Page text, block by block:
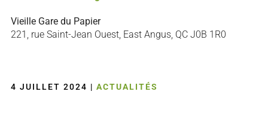
Vieille Gare du Papier
221, rue Saint-Jean Ouest, East Angus, QC J0B 1R0
4 JUILLET 2024 | ACTUALITÉS